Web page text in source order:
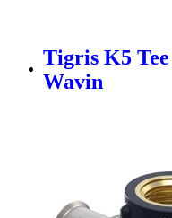
Tigris K5
Wavin